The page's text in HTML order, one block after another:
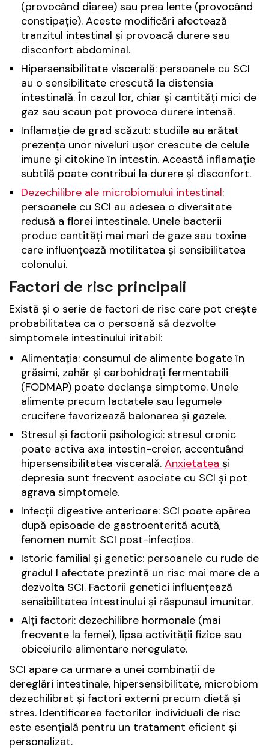
(provocând diaree) sau prea lente (provocând
constipație). Aceste modificări afectează
tranzitul intestinal și provoacă durere sau
disconfort abdominal.
Hipersensibilitate viscerală: persoanele cu SCI
au o sensibilitate crescută la distensia
intestinală. În cazul lor, chiar și cantități mici de
gaz sau scaun pot provoca durere intensă.
Inflamație de grad scăzut: studiile au arătat
prezența unor niveluri ușor crescute de celule
imune și citokine în intestin. Această inflamație
subtilă poate contribui la durere și disconfort.
Dezechilibre ale microbiomului intestinal:
persoanele cu SCI au adesea o diversitate
redusă a florei intestinale. Unele bacterii
produc cantități mai mari de gaze sau toxine
care influențează motilitatea și sensibilitatea
colonului.
Factori de risc principali
Există și o serie de factori de risc care pot crește
probabilitatea ca o persoană să dezvolte
simptomele intestinului iritabil:
Alimentația: consumul de alimente bogate în
grăsimi, zahăr și carbohidrați fermentabili
(FODMAP) poate declanșa simptome. Unele
alimente precum lactatele sau legumele
crucifere favorizează balonarea și gazele.
Stresul și factorii psihologici: stresul cronic
poate activa axa intestin-creier, accentuând
hipersensibilitatea viscerală. Anxietatea și
depresia sunt frecvent asociate cu SCI și pot
agrava simptomele.
Infecții digestive anterioare: SCI poate apărea
după episoade de gastroenterită acută,
fenomen numit SCI post-infecțios.
Istoric familial și genetic: persoanele cu rude de
gradul I afectate prezintă un risc mai mare de a
dezvolta SCI. Factorii genetici influențează
sensibilitatea intestinului și răspunsul imunitar.
Alți factori: dezechilibre hormonale (mai
frecvente la femei), lipsa activității fizice sau
obiceiurile alimentare neregulate.
SCI apare ca urmare a unei combinații de
dereglări intestinale, hipersensibilitate, microbiom
dezechilibrat și factori externi precum dietă și
stres. Identificarea factorilor individuali de risc
este esențială pentru un tratament eficient și
personalizat.